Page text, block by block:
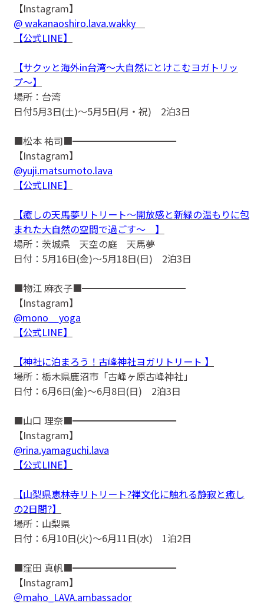
【Instagram】
@ wakanaoshiro.lava.wakky
【公式LINE】
【サクッと海外in台湾〜大自然にとけこむヨガトリッ
プ〜】
場所：台湾
日付5月3日(土)〜5月5日(月・祝) 2泊3日
■松本 祐司■━━━━━━━━━━━
【Instagram】
@yuji.matsumoto.lava
【公式LINE】
【癒しの天馬夢リトリート〜開放感と新緑の温もりに包
まれた大自然の空間で過ごす〜 】
場所：茨城県 天空の庭 天馬夢
日付：5月16日(金)〜5月18日(日) 2泊3日
■物江 麻衣子■━━━━━━━━━━━
【Instagram】
@mono__yoga
【公式LINE】
【神社に泊まろう！古峰神社ヨガリトリート 】
場所：栃木県鹿沼市「古峰ヶ原古峰神社」
日付：6月6日(金)〜6月8日(日) 2泊3日
■山口 理奈■━━━━━━━━━━━
【Instagram】
@rina.yamaguchi.lava
【公式LINE】
【山梨県恵林寺リトリート?禅文化に触れる静寂と癒し
の2日間?】
場所：山梨県
日付：6月10日(火)〜6月11日(水) 1泊2日
■窪田 真帆■━━━━━━━━━━━
【Instagram】
＠maho_LAVA.ambassador